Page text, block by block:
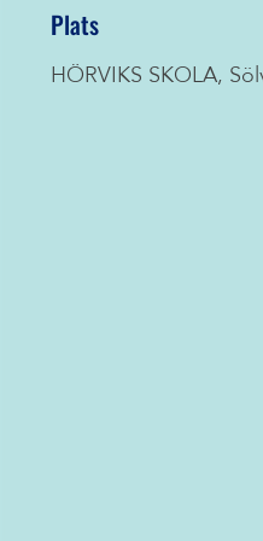
Plats
HÖRVIKS SKOLA,